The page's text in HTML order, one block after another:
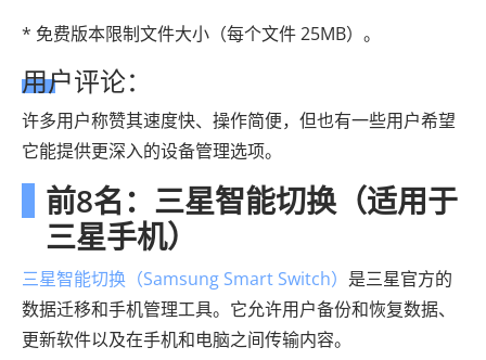
* 免费版本限制文件大小（每个文件 25MB）。
用户评论：
许多用户称赞其速度快、操作简便，但也有一些用户希望
它能提供更深入的设备管理选项。
前8名：三星智能切换（适用于
三星手机）
三星智能切换（Samsung Smart Switch） 是三星官方的
数据迁移和手机管理工具。它允许用户备份和恢复数据、
更新软件以及在手机和电脑之间传输内容。